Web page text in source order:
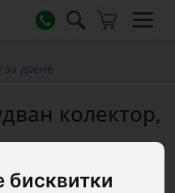
бисквитки
доене
колектор,